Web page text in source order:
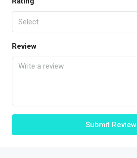
Select
Review
Submit Review